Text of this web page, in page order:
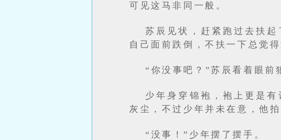
可见这马非同一般。
苏辰见状，赶紧跑过去扶
自己面前跌倒，不扶一下总觉得
“你没事吧？”苏辰看着眼前
少年身穿锦袍，袍上更是
灰尘，不过少年并未在意，他
“没事！”少年摆了摆手。